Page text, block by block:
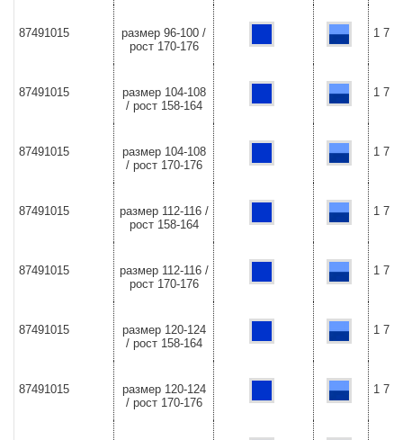
87491015
размер 96-100 /
рост 170-176
1
87491015
размер 104-108
/ рост 158-164
1
87491015
размер 104-108
/ рост 170-176
1
87491015
размер 112-116 /
рост 158-164
1
87491015
размер 112-116 /
рост 170-176
1
87491015
размер 120-124
/ рост 158-164
1
87491015
размер 120-124
/ рост 170-176
1